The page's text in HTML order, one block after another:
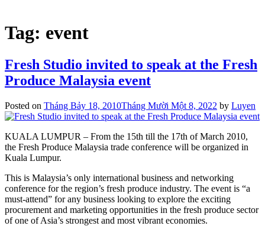
Tag: event
Fresh Studio invited to speak at the Fresh
Produce Malaysia event
Posted on Tháng Bảy 18, 2010Tháng Mười Một 8, 2022 by Luyen
KUALA LUMPUR – From the 15th till the 17th of March 2010,
the Fresh Produce Malaysia trade conference will be organized in
Kuala Lumpur.
This is Malaysia’s only international business and networking
conference for the region’s fresh produce industry. The event is “a
must-attend” for any business looking to explore the exciting
procurement and marketing opportunities in the fresh produce sector
of one of Asia’s strongest and most vibrant economies.